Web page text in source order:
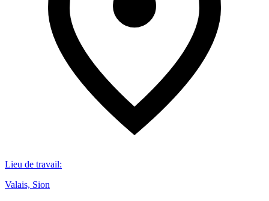
Lieu de travail:
Valais, Sion